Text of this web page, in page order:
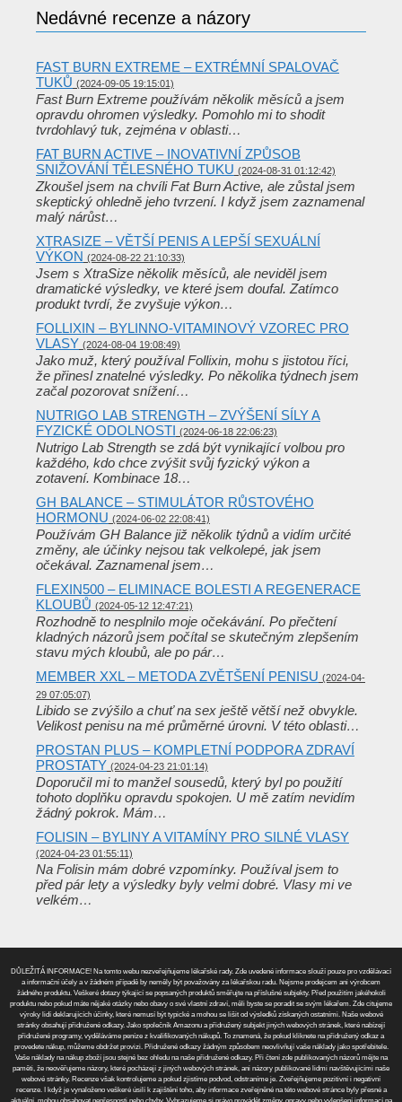
Nedávné recenze a názory
FAST BURN EXTREME – EXTRÉMNÍ SPALOVAČ
TUKŮ (2024-09-05 19:15:01)
Fast Burn Extreme používám několik měsíců a jsem
opravdu ohromen výsledky. Pomohlo mi to shodit
tvrdohlavý tuk, zejména v oblasti…
FAT BURN ACTIVE – INOVATIVNÍ ZPŮSOB
SNIŽOVÁNÍ TĚLESNÉHO TUKU (2024-08-31 01:12:42)
Zkoušel jsem na chvíli Fat Burn Active, ale zůstal jsem
skeptický ohledně jeho tvrzení. I když jsem zaznamenal
malý nárůst…
XTRASIZE – VĚTŠÍ PENIS A LEPŠÍ SEXUÁLNÍ
VÝKON (2024-08-22 21:10:33)
Jsem s XtraSize několik měsíců, ale neviděl jsem
dramatické výsledky, ve které jsem doufal. Zatímco
produkt tvrdí, že zvyšuje výkon…
FOLLIXIN – BYLINNO-VITAMINOVÝ VZOREC PRO
VLASY (2024-08-04 19:08:49)
Jako muž, který používal Follixin, mohu s jistotou říci,
že přinesl znatelné výsledky. Po několika týdnech jsem
začal pozorovat snížení…
NUTRIGO LAB STRENGTH – ZVÝŠENÍ SÍLY A
FYZICKÉ ODOLNOSTI (2024-06-18 22:06:23)
Nutrigo Lab Strength se zdá být vynikající volbou pro
každého, kdo chce zvýšit svůj fyzický výkon a
zotavení. Kombinace 18…
GH BALANCE – STIMULÁTOR RŮSTOVÉHO
HORMONU (2024-06-02 22:08:41)
Používám GH Balance již několik týdnů a vidím určité
změny, ale účinky nejsou tak velkolepé, jak jsem
očekával. Zaznamenal jsem…
FLEXIN500 – ELIMINACE BOLESTI A REGENERACE
KLOUBŮ (2024-05-12 12:47:21)
Rozhodně to nesplnilo moje očekávání. Po přečtení
kladných názorů jsem počítal se skutečným zlepšením
stavu mých kloubů, ale po pár…
MEMBER XXL – METODA ZVĚTŠENÍ PENISU (2024-04-
29 07:05:07)
Libido se zvýšilo a chuť na sex ještě větší než obvykle.
Velikost penisu na mé průměrné úrovni. V této oblasti…
PROSTAN PLUS – KOMPLETNÍ PODPORA ZDRAVÍ
PROSTATY (2024-04-23 21:01:14)
Doporučil mi to manžel sousedů, který byl po použití
tohoto doplňku opravdu spokojen. U mě zatím nevidím
žádný pokrok. Mám…
FOLISIN – BYLINY A VITAMÍNY PRO SILNÉ VLASY
(2024-04-23 01:55:11)
Na Folisin mám dobré vzpomínky. Používal jsem to
před pár lety a výsledky byly velmi dobré. Vlasy mi ve
velkém…
DŮLEŽITÁ INFORMACE! Na tomto webu nezveřejňujeme lékařské rady. Zde uvedené informace slouží pouze pro vzdělávací
a informační účely a v žádném případě by neměly být považovány za lékařskou radu. Nejsme prodejcem ani výrobcem
žádného produktu. Veškeré dotazy týkající se popsaných produktů směřujte na příslušné subjekty. Před použitím jakéhokoli
produktu nebo pokud máte nějaké otázky nebo obavy o své vlastní zdraví, měli byste se poradit se svým lékařem. Zde citujeme
výroky lidí deklarujících účinky, které nemusí být typické a mohou se lišit od výsledků získaných ostatními. Naše webové
stránky obsahují přidružené odkazy. Jako společník Amazonu a přidružený subjekt jiných webových stránek, které nabízejí
přidružené programy, vyděláváme peníze z kvalifikovaných nákupů. To znamená, že pokud kliknete na přidružený odkaz a
provedete nákup, můžeme obdržet provizi. Přidružené odkazy žádným způsobem neovlivňují vaše náklady jako spotřebitele.
Vaše náklady na nákup zboží jsou stejné bez ohledu na naše přidružené odkazy. Při čtení zde publikovaných názorů mějte na
paměti, že neověřujeme názory, které pocházejí z jiných webových stránek, ani názory publikované lidmi navštěvujícími naše
webové stránky. Recenze však kontrolujeme a pokud zjistíme podvod, odstraníme je. Zveřejňujeme pozitivní i negativní
recenze. I když je vynaloženo veškeré úsilí k zajištění toho, aby informace zveřejněné na této webové stránce byly přesné a
aktuální, mohou obsahovat nepřesnosti nebo chyby. Vyhrazujeme si právo provádět změny, opravy nebo vylepšení informací na